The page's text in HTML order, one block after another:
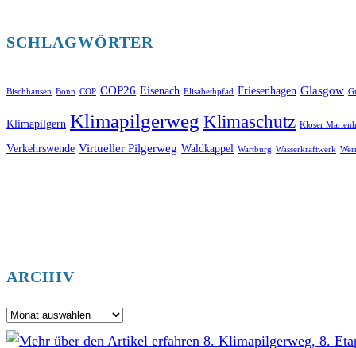
SCHLAGWÖRTER
Bischhausen Bonn COP COP26 Eisenach Elisabethpfad Friesenhagen Glasgow
Klimapilgern Klimapilgerweg Klimaschutz Kloser
Verkehrswende Virtueller Pilgerweg Waldkappel Wartburg Wasserkraftwerk
ARCHIV
Archiv